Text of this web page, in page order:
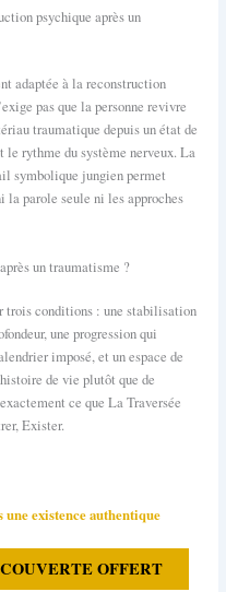
psychique après un
adaptée à la reconstruction
pas que la personne revivre
traumatique depuis un état de
le rythme du système nerveux. La
symbolique jungien permet
la parole seule ni les approches
un traumatisme ?
trois conditions : une stabilisation
une progression qui
imposé, et un espace de
de vie plutôt que de
ce que La Traversée
Exister.
une existence authentique
OFFERT